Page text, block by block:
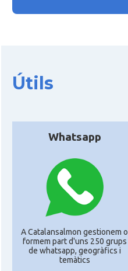
Útils
Whatsapp
A Catalansalmon gestionem o
formem part d'uns 250 grups
de whatsapp, geogràfics i
temàtics